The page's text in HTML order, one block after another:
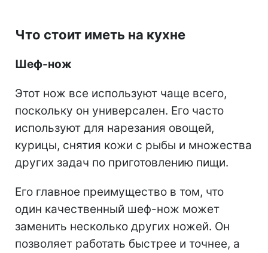
Что стоит иметь на кухне
Шеф-нож
Этот нож все используют чаще всего,
поскольку он универсален. Его часто
используют для нарезания овощей,
курицы, снятия кожи с рыбы и множества
других задач по приготовлению пищи.
Его главное преимущество в том, что
один качественный шеф-нож может
заменить несколько других ножей. Он
позволяет работать быстрее и точнее, а